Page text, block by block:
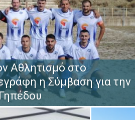
Αθλητισμό στο
η Σύμβαση για την